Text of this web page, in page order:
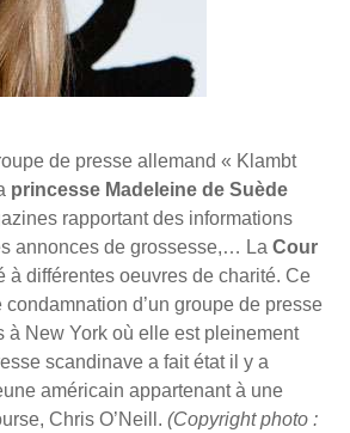
de presse allemand « Klambt
princesse Madeleine de Suède
rapportant des informations
annonces de grossesse,… La Cour
à différentes oeuvres de charité. Ce
d’un groupe de presse
à New York où elle est pleinement
scandinave a fait état il y a
américain appartenant à une
Chris O’Neill. (Copyright photo :